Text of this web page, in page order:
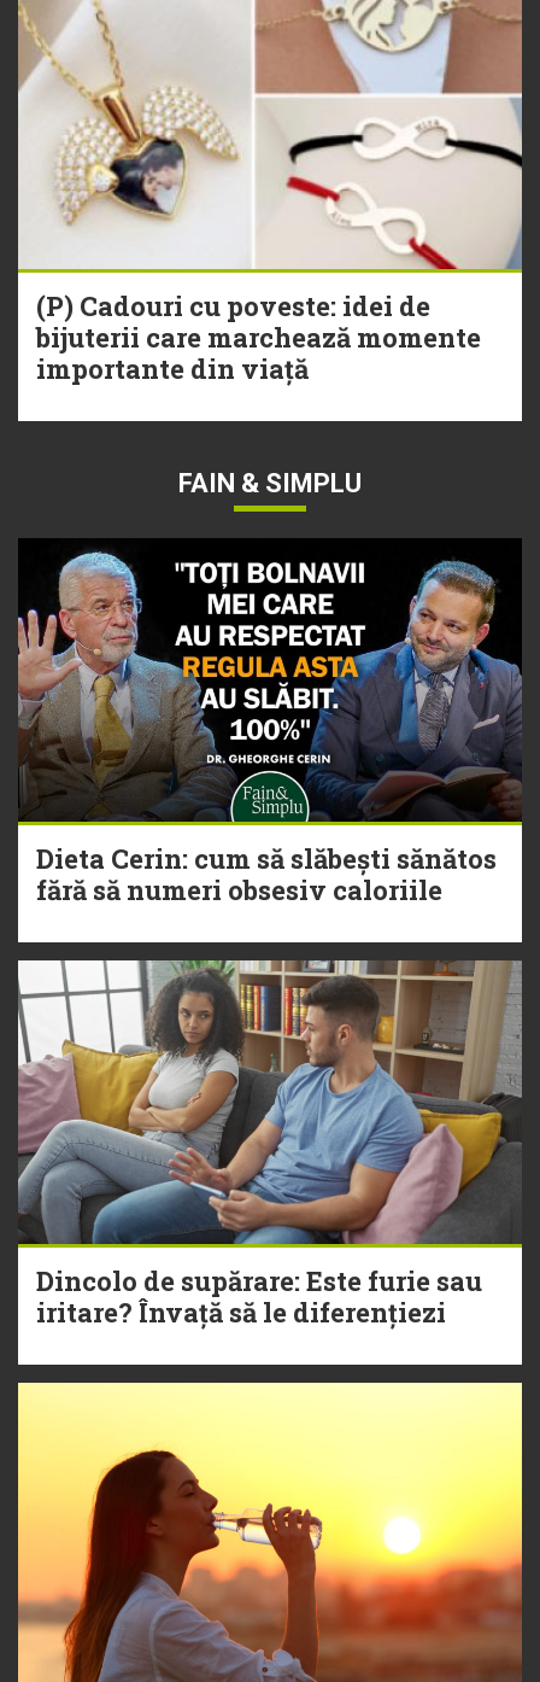
(P) Cadouri cu poveste: idei de
bijuterii care marchează momente
importante din viață
FAIN & SIMPLU
Dieta Cerin: cum să slăbești sănătos
fără să numeri obsesiv caloriile
Dincolo de supărare: Este furie sau
iritare? Învață să le diferențiezi